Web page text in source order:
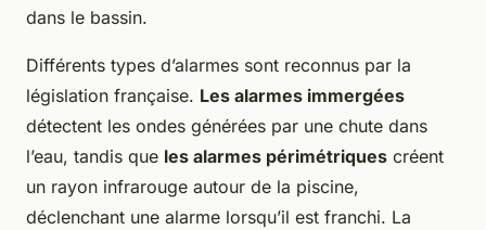
dans le bassin.
Différents types d’alarmes sont reconnus par la
législation française. Les alarmes immergées
détectent les ondes générées par une chute dans
l’eau, tandis que les alarmes périmétriques créent
un rayon infrarouge autour de la piscine,
déclenchant une alarme lorsqu’il est franchi. La